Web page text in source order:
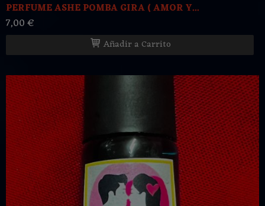
PERFUME ASHE POMBA GIRA ( AMOR Y...
7,00 €
Añadir a Carrito